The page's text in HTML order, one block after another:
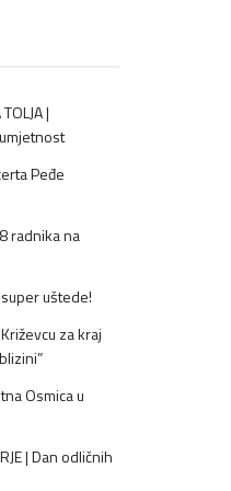
|
Peđe
radnika na
uštede!
za kraj
Osmica u
| Dan odličnih